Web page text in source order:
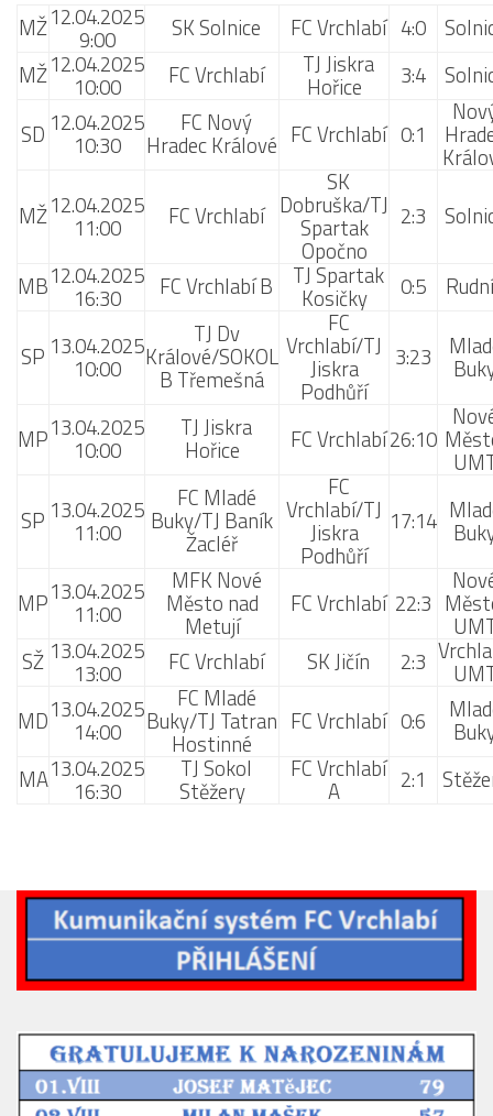
MŽ12.04.2025
9:00 SK Solnice FC Vrchlabí 4:0
MŽ12.04.2025
10:00 FC Vrchlabí TJ Jiskra
Hořice 3:4
SD 12.04.2025
10:30
FC Nový
Hradec Králové FC Vrchlabí 0:1
MŽ12.04.2025
11:00 FC Vrchlabí
SK
Dobruška/TJ
Spartak
Opočno
2:3
MB12.04.2025
16:30 FC Vrchlabí B TJ Spartak
Kosičky 0:5
SP 13.04.2025
10:00
TJ Dv
Králové/SOKOL
B Třemešná
FC
Vrchlabí/TJ
Jiskra
Podhůří
3:23
MP13.04.2025
10:00
TJ Jiskra
Hořice FC Vrchlabí26:10
SP 13.04.2025
11:00
FC Mladé
Buky/TJ Baník
Žacléř
FC
Vrchlabí/TJ
Jiskra
Podhůří
17:14
MP13.04.2025
11:00
MFK Nové
Město nad
Metují
FC Vrchlabí 22:3
SŽ 13.04.2025
13:00 FC Vrchlabí SK Jičín 2:3
MD13.04.2025
14:00
FC Mladé
Buky/TJ Tatran
Hostinné
FC Vrchlabí 0:6
MA13.04.2025
16:30
TJ Sokol
Stěžery
FC Vrchlabí
A 2:1